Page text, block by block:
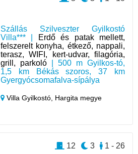
Szállás Szilveszter Gyilkostó
Villa*** |
Erdő és patak mellett,
felszerelt konyha, étkező, nappali,
terasz, WIFI, kert-udvar, filagória,
grill, parkoló | 500 m Gyilkos-tó,
1,5 km Békás szoros, 37 km
Gyergyócsomafalva-sípálya
Villa Gyilkostó, Hargita megye
1 - 26
3
12